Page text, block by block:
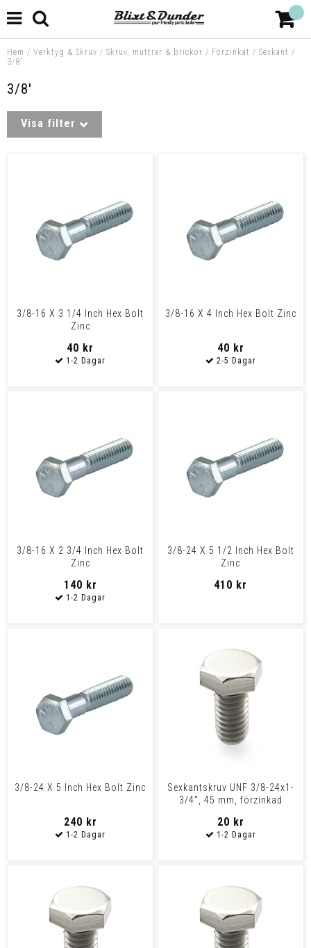
Hem / Verktyg & Skruv / Skruv, muttrar & brickor / Förzinkat / Sexkant /
3/8'
3/8'
Visa filter
3/8-16 X 3 1/4 Inch Hex Bolt
Zinc
40 kr
3/8-16 X 4 Inch Hex Bolt Zinc
40 kr
3/8-16 X 2 3/4 Inch Hex Bolt
Zinc
140 kr
3/8-24 X 5 1/2 Inch Hex Bolt
Zinc
410 kr
3/8-24 X 5 Inch Hex Bolt Zinc
240 kr
Sexkantskruv UNF 3/8-24x1-
3/4", 45 mm, förzinkad
20 kr